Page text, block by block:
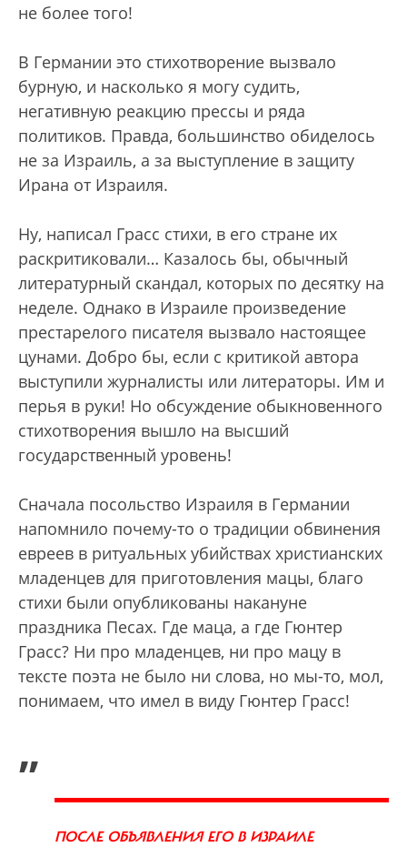
не более того!
В Германии это стихотворение вызвало
бурную, и насколько я могу судить,
негативную реакцию прессы и ряда
политиков. Правда, большинство обиделось
не за Израиль, а за выступление в защиту
Ирана от Израиля.
Ну, написал Грасс стихи, в его стране их
раскритиковали… Казалось бы, обычный
литературный скандал, которых по десятку на
неделе. Однако в Израиле произведение
престарелого писателя вызвало настоящее
цунами. Добро бы, если с критикой автора
выступили журналисты или литераторы. Им и
перья в руки! Но обсуждение обыкновенного
стихотворения вышло на высший
государственный уровень!
Сначала посольство Израиля в Германии
напомнило почему-то о традиции обвинения
евреев в ритуальных убийствах христианских
младенцев для приготовления мацы, благо
стихи были опубликованы накануне
праздника Песах. Где маца, а где Гюнтер
Грасс? Ни про младенцев, ни про мацу в
тексте поэта не было ни слова, но мы-то, мол,
понимаем, что имел в виду Гюнтер Грасс!
„
ПОСЛЕ ОБЪЯВЛЕНИЯ ЕГО В ИЗРАИЛЕ